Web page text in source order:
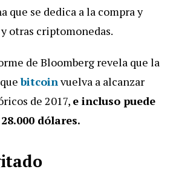
que se dedica a la compra y
otras criptomonedas.
de Bloomberg revela que la
bitcoinvuelva a alcanzar
de 2017, e incluso puede
dólares.